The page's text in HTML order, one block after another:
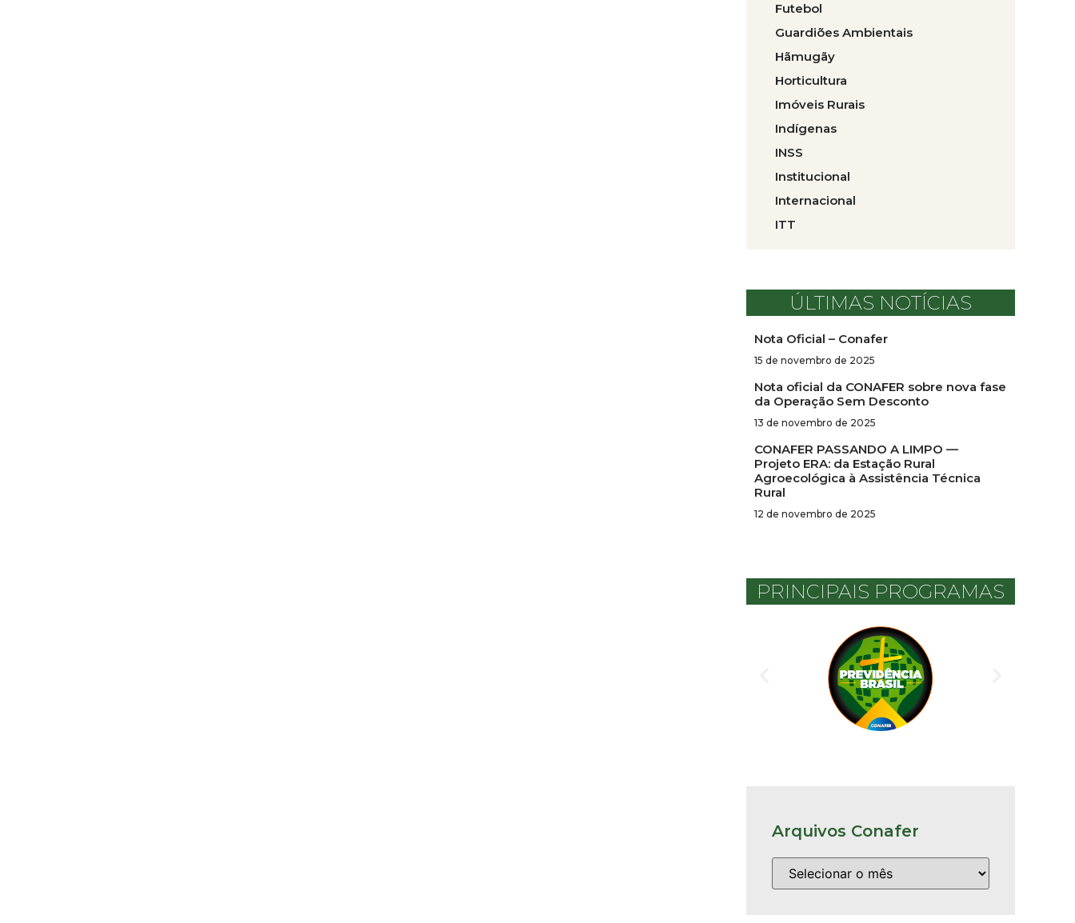
Futebol
Guardiões Ambientais
Hãmugãy
Horticultura
Imóveis Rurais
Indígenas
INSS
Institucional
Internacional
ITT
ÚLTIMAS NOTÍCIAS
Nota Oficial – Conafer
15 de novembro de 2025
Nota oficial da CONAFER sobre nova fase
da Operação Sem Desconto
13 de novembro de 2025
CONAFER PASSANDO A LIMPO —
Projeto ERA: da Estação Rural
Agroecológica à Assistência Técnica
Rural
12 de novembro de 2025
PRINCIPAIS PROGRAMAS
Arquivos Conafer